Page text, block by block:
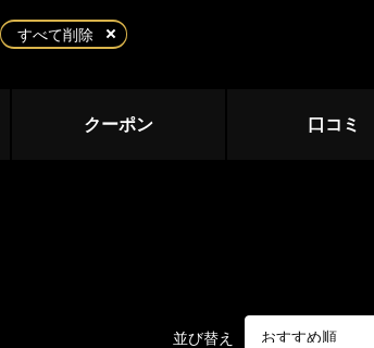
すべて削除
クーポン 口コミ
並び替え